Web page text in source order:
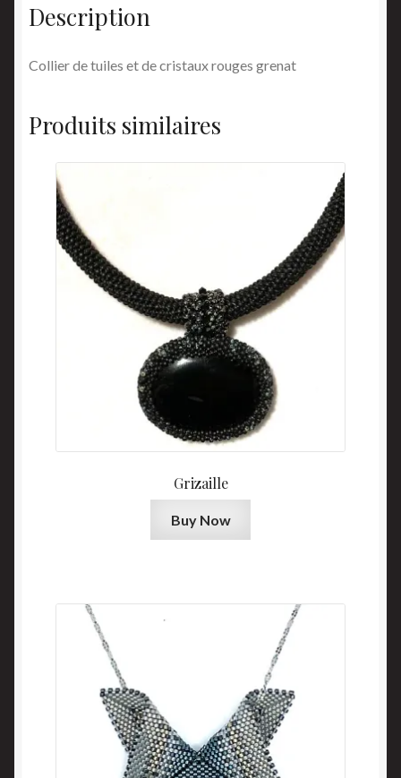
Description
Collier de tuiles et de cristaux rouges grenat
Produits similaires
Grizaille
Buy Now